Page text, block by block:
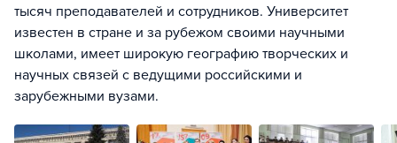
тысяч преподавателей и сотрудников. Университет
известен в стране и за рубежом своими научными
школами, имеет широкую географию творческих и
научных связей с ведущими российскими и
зарубежными вузами.